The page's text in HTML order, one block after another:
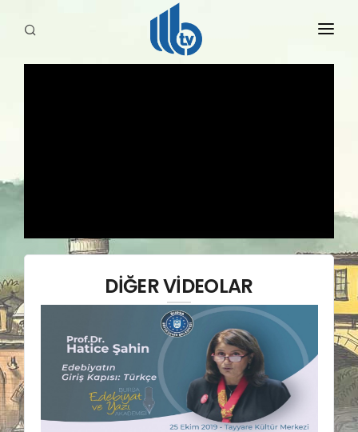
DİĞER VİDEOLAR